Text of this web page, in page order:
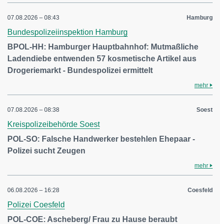
07.08.2026 – 08:43 Hamburg
Bundespolizeiinspektion Hamburg
BPOL-HH: Hamburger Hauptbahnhof: Mutmaßliche
Ladendiebe entwenden 57 kosmetische Artikel aus
Drogeriemarkt - Bundespolizei ermittelt
mehr
07.08.2026 – 08:38 Soest
Kreispolizeibehörde Soest
POL-SO: Falsche Handwerker bestehlen Ehepaar -
Polizei sucht Zeugen
mehr
06.08.2026 – 16:28 Coesfeld
Polizei Coesfeld
POL-COE: Ascheberg/ Frau zu Hause beraubt